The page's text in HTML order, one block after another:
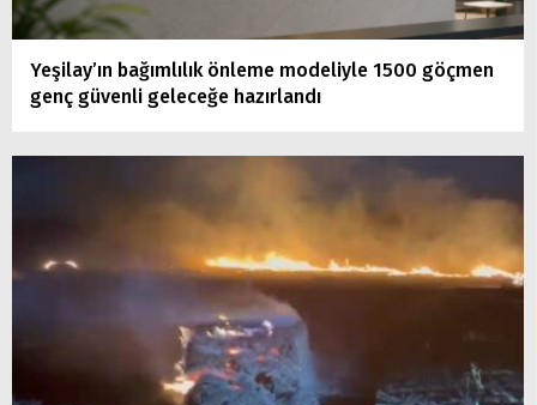
Yeşilay’ın bağımlılık önleme modeliyle 1500 göçmen
genç güvenli geleceğe hazırlandı